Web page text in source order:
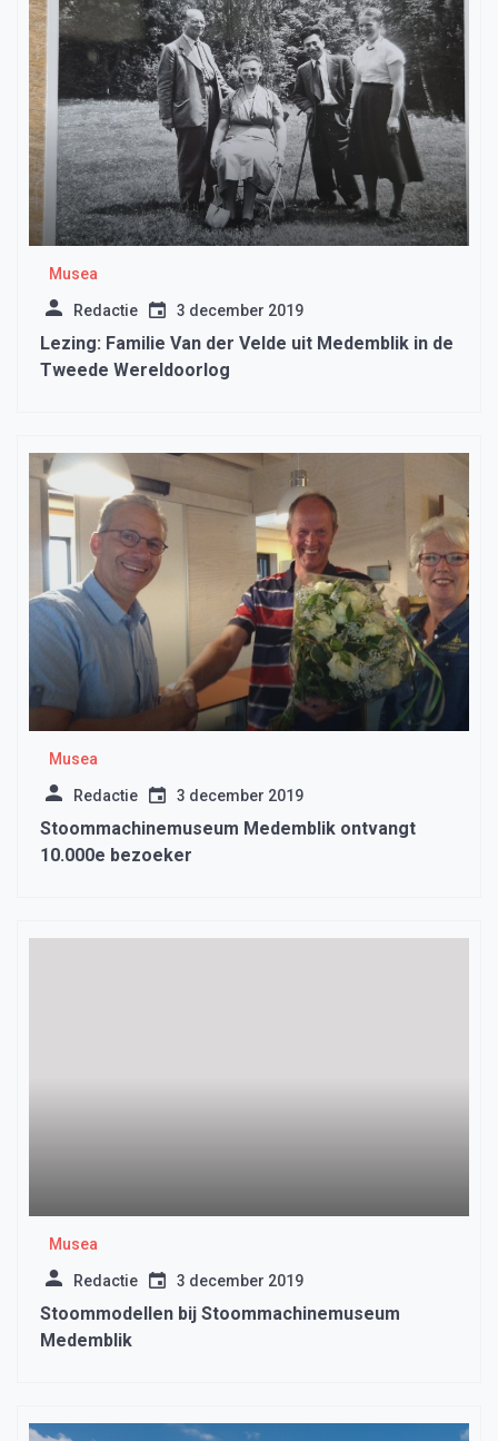
Musea
Redactie 3 december 2019
Lezing: Familie Van der Velde uit Medemblik in de
Tweede Wereldoorlog
Musea
Redactie 3 december 2019
Stoommachinemuseum Medemblik ontvangt
10.000e bezoeker
Musea
Redactie 3 december 2019
Stoommodellen bij Stoommachinemuseum
Medemblik